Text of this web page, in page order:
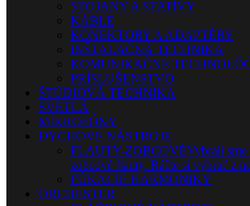
STOJANY A STATÍVY
KÁBLE
KONEKTORY A ADAPTÉRY
INŠTALAČNÁ TECHNIKA
KOMUNIKAČNÉ
PRÍSLUŠENSTVO
ŠTÚDIOVÁ TECHNIKA
SVETLÁ
MIKROFÓNY
DYCHOVÉ NÁSTROJE
FLAUTY-ZOBCOVÉVybrali sme
zobcové flauty. Ráčte si vybrať z
FÚKACIE HARMONIKY
ORCHESTER